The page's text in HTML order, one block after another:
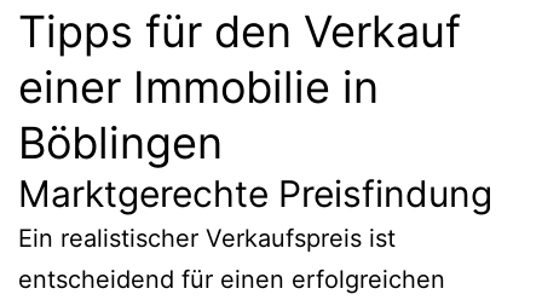
Tipps für den Verkauf
einer Immobilie in
Böblingen
Marktgerechte Preisfindung
Ein realistischer Verkaufspreis ist
entscheidend für einen erfolgreichen